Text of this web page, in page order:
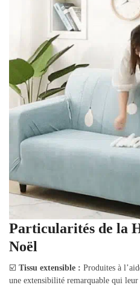
Particularités de la
Noël
☑️ Tissu extensible : Produites à
une extensibilité remarquable qui leur